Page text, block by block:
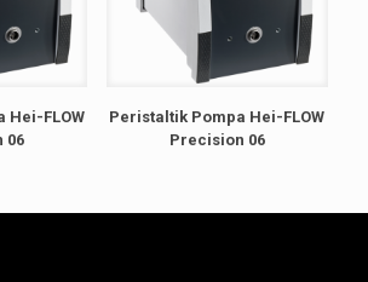
Hei-FLOW
06
Peristaltik Pompa Hei-FLOW
Precision 06